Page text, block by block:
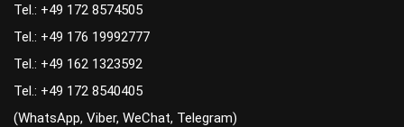
Tel.: +49 172 8574505
Tel.: +49 176 19992777
Tel.: +49 162 1323592
Tel.: +49 172 8540405
(WhatsApp, Viber, WeChat, Telegram)